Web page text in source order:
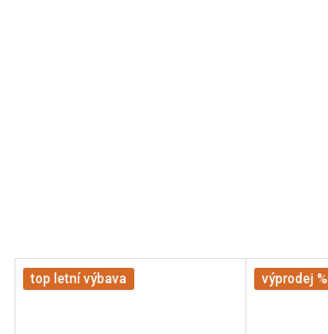
top letní výbava výprodej %